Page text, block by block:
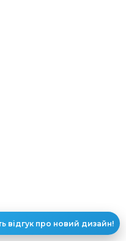
відгук про новий дизайн!